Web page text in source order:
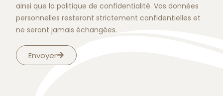
ainsi que la politique de confidentialité. Vos données
personnelles resteront strictement confidentielles et
ne seront jamais échangées.
Envoyer